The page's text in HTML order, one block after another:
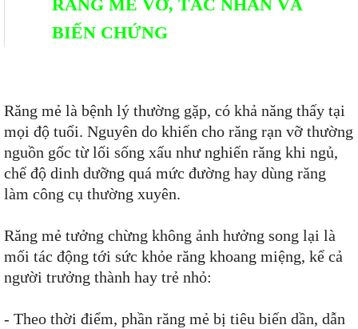
RĂNG MẺ VỠ, TÁC NHÂN VÀ
BIẾN CHỨNG
Răng mẻ là bệnh lý thường gặp, có khả năng thấy tại
mọi độ tuổi. Nguyên do khiến cho răng rạn vỡ thường
nguồn gốc từ lối sống xấu như nghiến răng khi ngủ,
chế độ dinh dưỡng quá mức đường hay dùng răng
làm công cụ thường xuyên.
Răng mẻ tưởng chừng không ảnh hưởng song lại là
mối tác động tới sức khỏe răng khoang miệng, kể cả
người trưởng thành hay trẻ nhỏ:
- Theo thời điểm, phần răng mẻ bị tiêu biến dần, dẫn